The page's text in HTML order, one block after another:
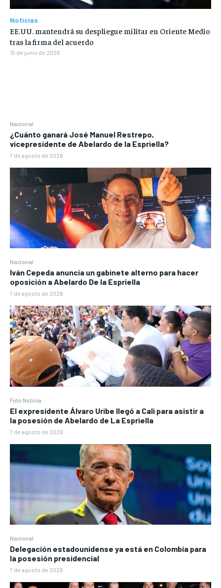
Nacional
¿Cuánto ganará José Manuel Restrepo,
vicepresidente de Abelardo de la Espriella?
7 de agosto de 2026
Nacional
Iván Cepeda anuncia un gabinete alterno para hacer
oposición a Abelardo De la Espriella
7 de agosto de 2026
Foto Noticia
El expresidente Álvaro Uribe llegó a Cali para asistir a
la posesión de Abelardo de La Espriella
7 de agosto de 2026
Nacional
Delegación estadounidense ya está en Colombia para
la posesión presidencial
7 de agosto de 2026
Noticias
EE.UU. mantendrá su despliegue militar en Oriente Medio
tras la firma del acuerdo
15 de junio de 2026